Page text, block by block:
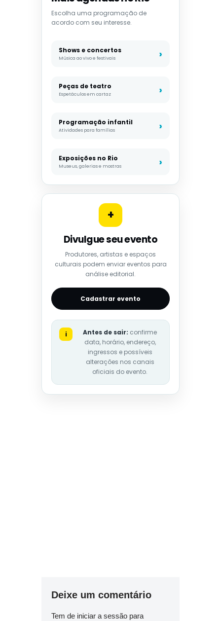
Escolha uma programação de
acordo com seu interesse.
Shows e concertos
Música ao vivo e festivais
Peças de teatro
Espetáculos em cartaz
Programação infantil
Atividades para famílias
Exposições no Rio
Museus, galerias e mostras
+
Divulgue seu evento
Produtores, artistas e espaços
culturais podem enviar eventos para
análise editorial.
Cadastrar evento
i Antes de sair: confirme
data, horário, endereço,
ingressos e possíveis
alterações nos canais
oficiais do evento.
Deixe um comentário
Tem de iniciar a sessão para